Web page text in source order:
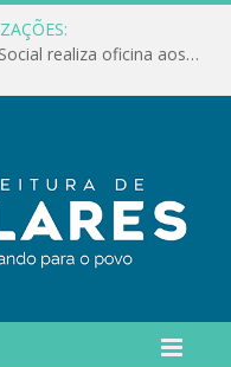
Conselho Municipal de Assistência Social realiza oficina aos servidores